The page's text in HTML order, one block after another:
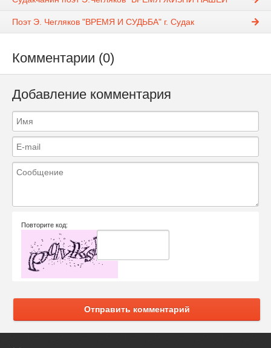
Поэт Э. Чегляков "ВРЕМЯ И СУДЬБА" г. Судак
Комментарии (0)
Добавление комментария
Повторите код:
Отправить комментарий